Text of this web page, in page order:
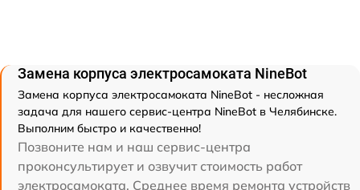
Замена корпуса электросамоката NineBot
Замена корпуса электросамоката NineBot - несложная
задача для нашего сервис-центра NineBot в Челябинске.
Выполним быстро и качественно!
Позвоните нам и наш сервис-центра
проконсультирует и озвучит стоимость работ
электросамоката. Среднее время ремонта устройств